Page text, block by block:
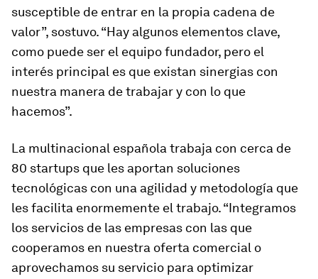
susceptible de entrar en la propia cadena de
valor”, sostuvo. “Hay algunos elementos clave,
como puede ser el equipo fundador, pero el
interés principal es que existan sinergias con
nuestra manera de trabajar y con lo que
hacemos”.
La multinacional española trabaja con cerca de
80 startups que les aportan soluciones
tecnológicas con una agilidad y metodología que
les facilita enormemente el trabajo. “Integramos
los servicios de las empresas con las que
cooperamos en nuestra oferta comercial o
aprovechamos su servicio para optimizar